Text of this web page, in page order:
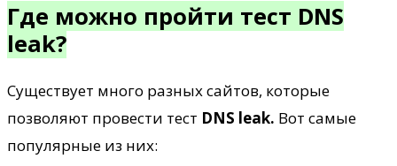
Где можно пройти тест DNS
leak?
Существует много разных сайтов, которые
позволяют провести тест DNS leak. Вот самые
популярные из них: